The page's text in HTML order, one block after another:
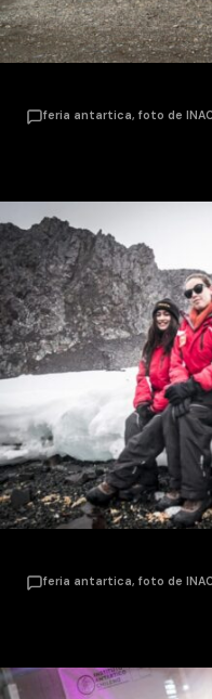
feria antartica, foto de
feria antartica, foto de